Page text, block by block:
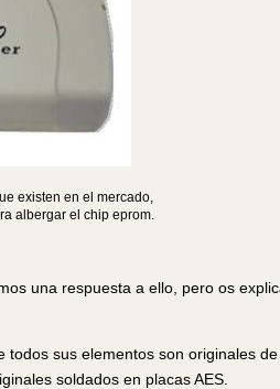
existen en el mercado,
albergar el chip eprom.
una respuesta a ello, pero os
sus elementos son originales de
soldados en placas AES.